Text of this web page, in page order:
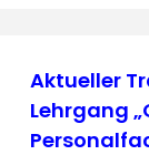
Aktueller
Lehrgang